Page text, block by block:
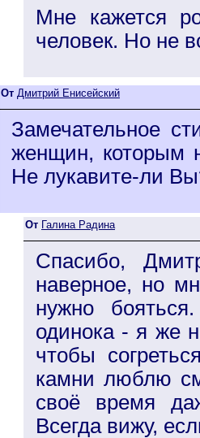
Мне кажется
человек. Но не
От Дмитрий Енисейский
Замечательное
женщин, которым
Не лукавите-ли
От Галина Радина
Спасибо,
наверное, но
нужно
одинока - я же
чтобы
камни люблю
своё время
Всегда вижу,